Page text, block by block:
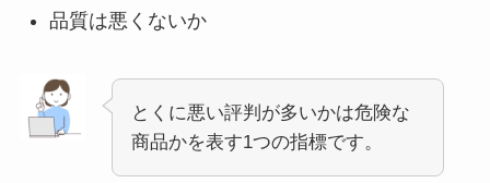
品質は悪くないか
とくに悪い評判が多いかは危険な
商品かを表す1つの指標です。